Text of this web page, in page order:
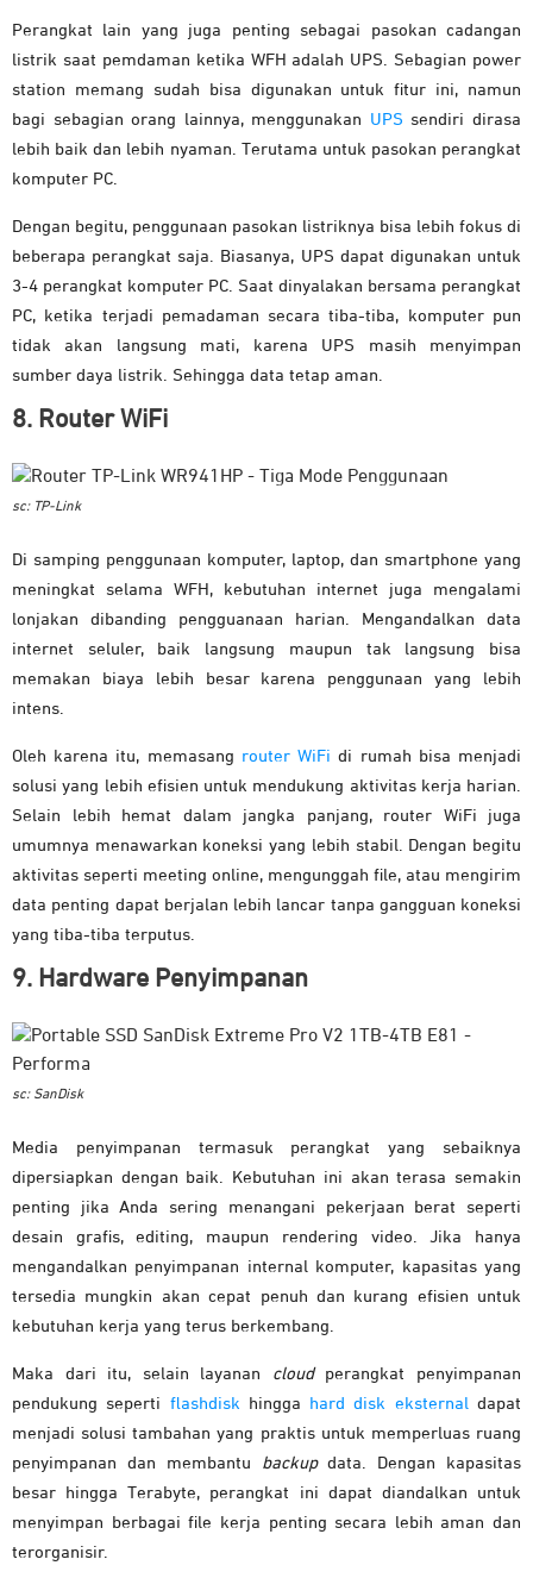
Perangkat lain yang juga penting sebagai pasokan cadangan
listrik saat pemdaman ketika WFH adalah UPS. Sebagian power
station memang sudah bisa digunakan untuk fitur ini, namun
bagi sebagian orang lainnya, menggunakan UPS sendiri dirasa
lebih baik dan lebih nyaman. Terutama untuk pasokan perangkat
komputer PC.
Dengan begitu, penggunaan pasokan listriknya bisa lebih fokus di
beberapa perangkat saja. Biasanya, UPS dapat digunakan untuk
3-4 perangkat komputer PC. Saat dinyalakan bersama perangkat
PC, ketika terjadi pemadaman secara tiba-tiba, komputer pun
tidak akan langsung mati, karena UPS masih menyimpan
sumber daya listrik. Sehingga data tetap aman.
8. Router WiFi
sc: TP-Link
Di samping penggunaan komputer, laptop, dan smartphone yang
meningkat selama WFH, kebutuhan internet juga mengalami
lonjakan dibanding pengguanaan harian. Mengandalkan data
internet seluler, baik langsung maupun tak langsung bisa
memakan biaya lebih besar karena penggunaan yang lebih
intens.
Oleh karena itu, memasang router WiFi di rumah bisa menjadi
solusi yang lebih efisien untuk mendukung aktivitas kerja harian.
Selain lebih hemat dalam jangka panjang, router WiFi juga
umumnya menawarkan koneksi yang lebih stabil. Dengan begitu
aktivitas seperti meeting online, mengunggah file, atau mengirim
data penting dapat berjalan lebih lancar tanpa gangguan koneksi
yang tiba-tiba terputus.
9. Hardware Penyimpanan
sc: SanDisk
Media penyimpanan termasuk perangkat yang sebaiknya
dipersiapkan dengan baik. Kebutuhan ini akan terasa semakin
penting jika Anda sering menangani pekerjaan berat seperti
desain grafis, editing, maupun rendering video. Jika hanya
mengandalkan penyimpanan internal komputer, kapasitas yang
tersedia mungkin akan cepat penuh dan kurang efisien untuk
kebutuhan kerja yang terus berkembang.
Maka dari itu, selain layanan cloudperangkat penyimpanan
pendukung seperti flashdisk hingga hard disk eksternaldapat
menjadi solusi tambahan yang praktis untuk memperluas ruang
penyimpanan dan membantu backupdata. Dengan kapasitas
besar hingga Terabyte, perangkat ini dapat diandalkan untuk
menyimpan berbagai file kerja penting secara lebih aman dan
terorganisir.